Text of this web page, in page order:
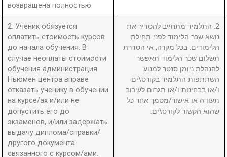
возвращена полностью.
2. Ученик обязуется
оплатить стоимость курсов
до начала обучения. В
случае неоплаты стоимости
обучения администрация
Ньюмен центра вправе
отказать ученику в обучении
на курсе/ах и/или не
допустить его до
экзаменов, и/или задержать
выдачу диплома/справки/
другого документа
связанного с курсом/ами.
2. התלמיד מתחייב להסדיר את
נושא שכר הלימוד לפני תחילת
הלימודים. בכל מקרה, אי הסדרת
תשלום שכר הלימוד תאפשר
להנהלת ניומן סנטר למנוע
השתתפות התלמיד בקורס\ים
ו/או בבחינות ו/או תגרום לעיכוב
תעודה או אישור/מסמך אחר כל
שהוא הקשור לקורס\ים.